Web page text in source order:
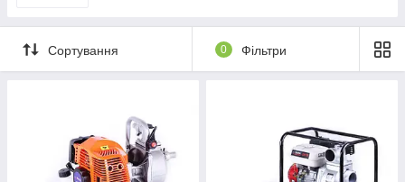
Сортування 0 Фільтри